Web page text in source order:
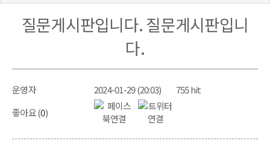
질문게시판입니다. 질문게시판입니
다.
운영자 2024-01-29 (20:03)
755 hit
좋아요 (0)